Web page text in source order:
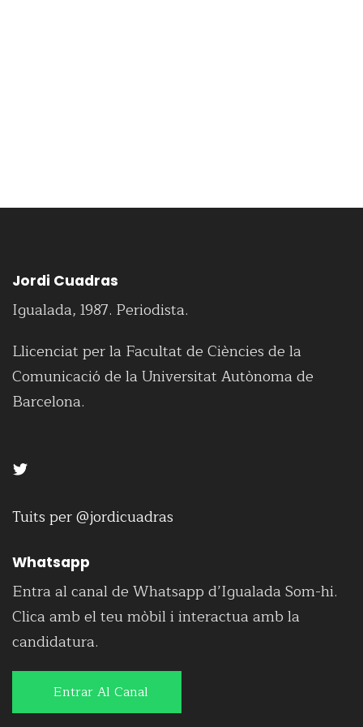
Jordi Cuadras
Igualada, 1987. Periodista.
Llicenciat per la Facultat de Ciències de la
Comunicació de la Universitat Autònoma de
Barcelona.
Tuits per @jordicuadras
Whatsapp
Entra al canal de Whatsapp d’Igualada Som-hi.
Clica amb el teu mòbil i interactua amb la
candidatura.
Entrar Al Canal